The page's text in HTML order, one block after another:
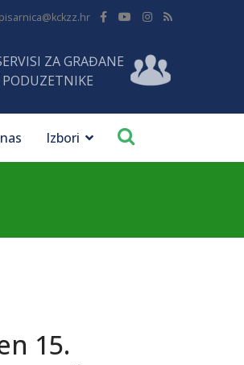
pisarnica@kckzz.hr
ZA GRAĐANE
PODUZETNIKE
Izbori
15.